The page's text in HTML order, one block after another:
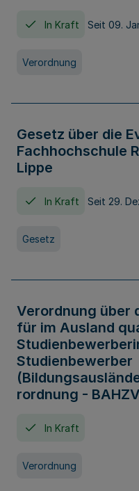
In Kraft Seit 09.
Verordnung
Gesetz über die
Fachhochschule
Lippe
In Kraft Seit 29.
Gesetz
Verordnung über
für im Ausland
Studienbewerber
rordnung -
In Kraft
Verordnung